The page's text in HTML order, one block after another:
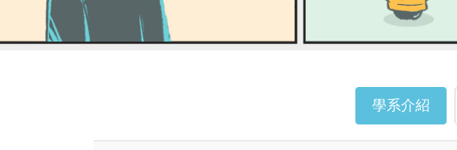
ColleGo! 大學選才與高中育才輔助系統
學系介紹